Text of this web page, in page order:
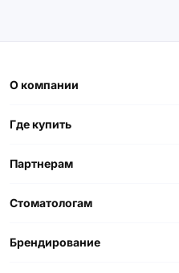
О компании
Где купить
Партнерам
Стоматологам
Брендирование